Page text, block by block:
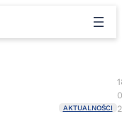
AKTUALNOŚCI